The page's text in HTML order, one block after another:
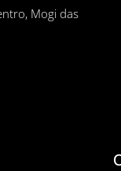
Mogi das